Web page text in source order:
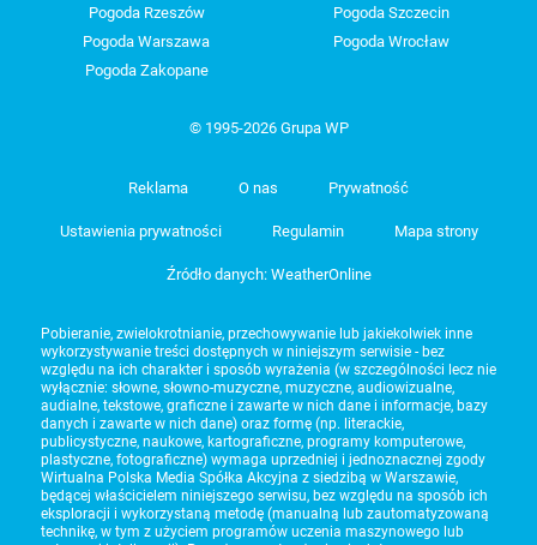
Pogoda Rzeszów
Pogoda Szczecin
Pogoda Warszawa
Pogoda Wrocław
Pogoda Zakopane
© 1995-2026 Grupa WP
Reklama O nas Prywatność
Ustawienia prywatności Regulamin Mapa strony
Źródło danych: WeatherOnline
Pobieranie, zwielokrotnianie, przechowywanie lub jakiekolwiek inne
wykorzystywanie treści dostępnych w niniejszym serwisie - bez
względu na ich charakter i sposób wyrażenia (w szczególności lecz nie
wyłącznie: słowne, słowno-muzyczne, muzyczne, audiowizualne,
audialne, tekstowe, graficzne i zawarte w nich dane i informacje, bazy
danych i zawarte w nich dane) oraz formę (np. literackie,
publicystyczne, naukowe, kartograficzne, programy komputerowe,
plastyczne, fotograficzne) wymaga uprzedniej i jednoznacznej zgody
Wirtualna Polska Media Spółka Akcyjna z siedzibą w Warszawie,
będącej właścicielem niniejszego serwisu, bez względu na sposób ich
eksploracji i wykorzystaną metodę (manualną lub zautomatyzowaną
technikę, w tym z użyciem programów uczenia maszynowego lub